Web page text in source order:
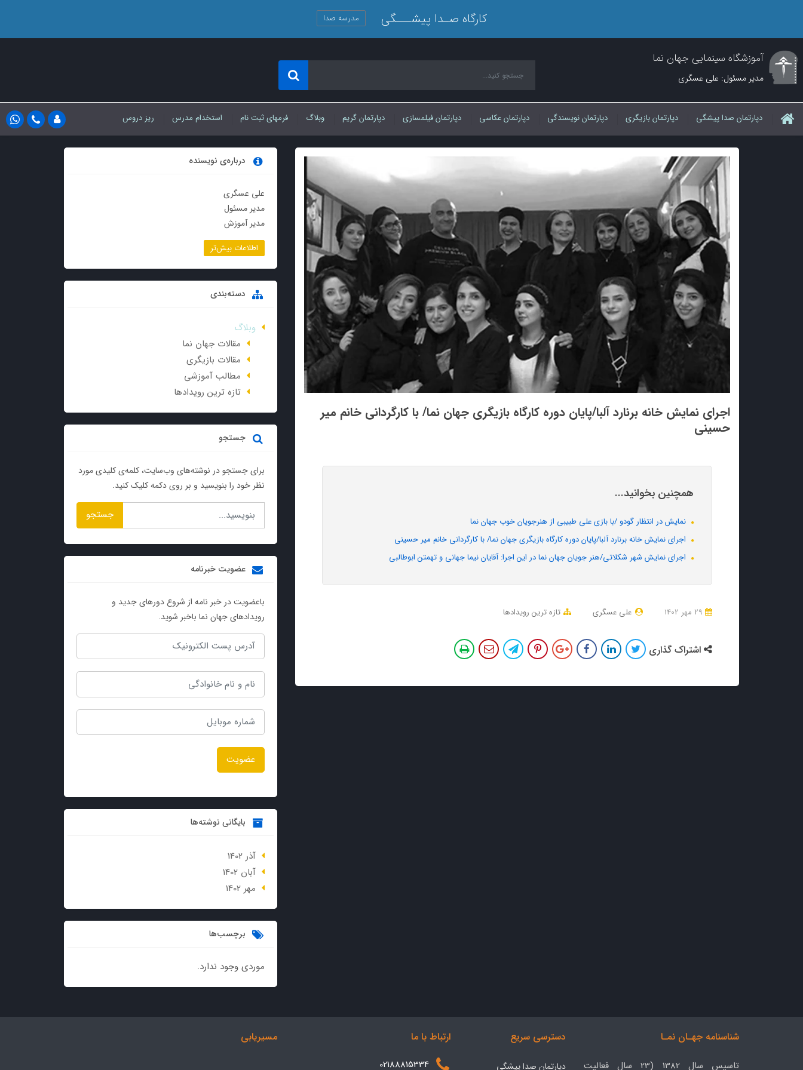
کارگاه صـدا پیشـــگی مدرسه صدا
آموزشگاه سینمایی جهان نما
مدیر مسئول: علی عسگری
دپارتمان صدا پیشگی دپارتمان بازیگری دپارتمان نویسندگی دپارتمان عکاسی دپارتمان فیلمسازی دپارتمان گریم وبلاگ فرمهای ثبت نام استخدام مدرس ریز دروس
اجرای نمایش خانه برنارد آلبا/پایان دوره کارگاه بازیگری جهان نما/ با کارگردانی خانم میر
حسینی
همچنین بخوانید...
نمایش در انتظار گودو /با بازی علی طبیبی از هنرجویان خوب جهان نما
اجرای نمایش خانه برنارد آلبا/پایان دوره کارگاه بازیگری جهان نما/ با کارگردانی خانم میر حسینی
اجرای نمایش شهر شکلاتی/هنر جویان جهان نما در این اجرا: آقایان نیما جهانی و تهمتن ابوطالبی
علی عسگری تازه ترین رویدادها
اشتراک گذاری
درباره‌ی نویسنده
علی عسگری
مدیر مسئول
مدیر آموزش
اطلاعات بیش‌تر
دسته‌بندی
وبلاگ
مقالات جهان نما
مقالات بازیگری
مطالب آموزشی
تازه ترین رویدادها
جستجو
برای جستجو در نوشته‌های وب‌سایت، کلمه‌ی کلیدی مورد
نظر خود را بنویسید و بر روی دکمه کلیک کنید.
جستجو
عضویت خبرنامه
باعضویت در خبر نامه از شروع دورهای جدید و
رویدادهای جهان نما باخبر شوید.
عضویت
بایگانی نوشته‌ها
آذر 1402
آبان 1402
مهر 1402
برچسب‌ها
موردی وجود ندارد.
شناسنامه جهـان نمـا
تاسیس سال 1382 (23 سال فعالیت
دسترسی سریع
دپارتمان صدا پیشگی
ارتباط با ما
02188815334
مسیریابی